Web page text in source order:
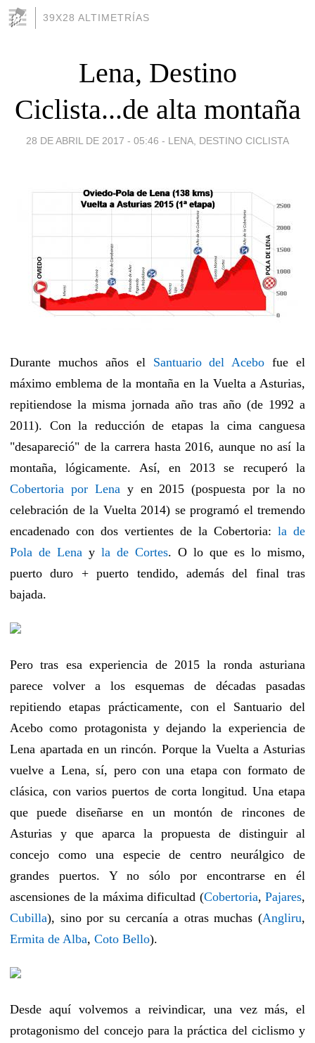
39X28 ALTIMETRÍAS
Lena, Destino
Ciclista...de alta montaña
28 DE ABRIL DE 2017 - 05:46 - LENA, DESTINO CICLISTA
Durante muchos años el Santuario del Acebo fue el
máximo emblema de la montaña en la Vuelta a Asturias,
repitiendose la misma jornada año tras año (de 1992 a
2011). Con la reducción de etapas la cima canguesa
"desapareció" de la carrera hasta 2016, aunque no así la
montaña, lógicamente. Así, en 2013 se recuperó la
Cobertoria por Lena y en 2015 (pospuesta por la no
celebración de la Vuelta 2014) se programó el tremendo
encadenado con dos vertientes de la Cobertoria: la de
Pola de Lena y la de Cortes. O lo que es lo mismo,
puerto duro + puerto tendido, además del final tras
bajada.
Pero tras esa experiencia de 2015 la ronda asturiana
parece volver a los esquemas de décadas pasadas
repitiendo etapas prácticamente, con el Santuario del
Acebo como protagonista y dejando la experiencia de
Lena apartada en un rincón. Porque la Vuelta a Asturias
vuelve a Lena, sí, pero con una etapa con formato de
clásica, con varios puertos de corta longitud. Una etapa
que puede diseñarse en un montón de rincones de
Asturias y que aparca la propuesta de distinguir al
concejo como una especie de centro neurálgico de
grandes puertos. Y no sólo por encontrarse en él
ascensiones de la máxima dificultad (Cobertoria, Pajares,
Cubilla), sino por su cercanía a otras muchas (Angliru,
Ermita de Alba, Coto Bello).
Desde aquí volvemos a reivindicar, una vez más, el
protagonismo del concejo para la práctica del ciclismo y